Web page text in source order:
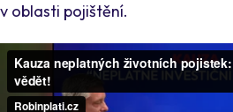
v oblasti pojištění.